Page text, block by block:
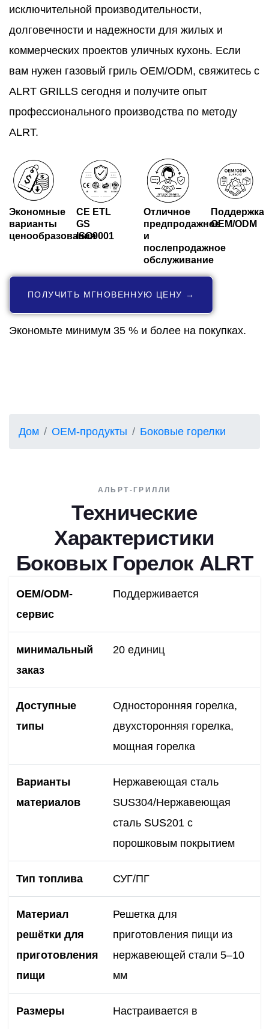
исключительной производительности,
долговечности и надежности для жилых и
коммерческих проектов уличных кухонь. Если
вам нужен газовый гриль OEM/ODM, свяжитесь с
ALRT GRILLS сегодня и получите опыт
профессионального производства по методу
ALRT.
Экономные
варианты
ценообразования
CE ETL
GS
ISO9001
Отличное
предпродажное
и
послепродажное
обслуживание
Поддержка
OEM/ODM
ПОЛУЧИТЬ МГНОВЕННУЮ ЦЕНУ →
Экономьте минимум 35 % и более на покупках.
Дом OEM-продукты Боковые горелки
АЛЬРТ-ГРИЛЛИ
Технические
Характеристики
Боковых Горелок ALRT
OEM/ODM-
сервис
Поддерживается
минимальный
заказ
20 единиц
Доступные
типы
Односторонняя горелка,
двухсторонняя горелка,
мощная горелка
Варианты
материалов
Нержавеющая сталь
SUS304/Нержавеющая
сталь SUS201 с
порошковым покрытием
Тип топлива СУГ/ПГ
Материал
решётки для
приготовления
пищи
Решетка для
приготовления пищи из
нержавеющей стали 5–10
мм
Размеры
Настраивается в